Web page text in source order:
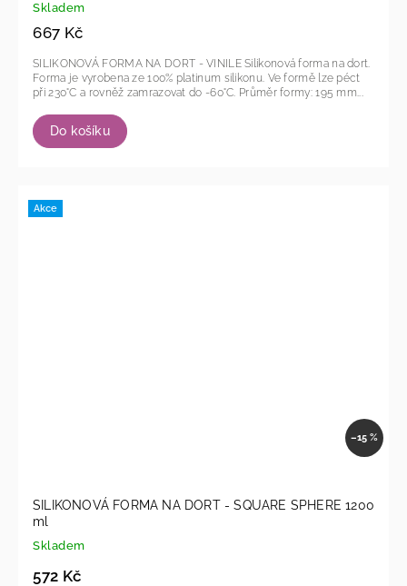
Skladem
667 Kč
Do košíku
SILIKONOVÁ FORMA NA DORT - VINILE Silikonová forma na dort.
Forma je vyrobena ze 100% platinum silikonu. Ve formě lze péct
při 230°C a rovněž zamrazovat do -60°C. Průměr formy: 195 mm...
Akce
–15 %
SILIKONOVÁ FORMA NA DORT - SQUARE SPHERE 1200
ml
Skladem
572 Kč